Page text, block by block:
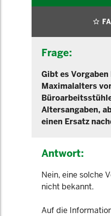
Frage:
Gibt es
Maximalalters
Altersangaben,
einen Ersatz
Antwort:
Nein, eine solche
nicht bekannt.
Auf die